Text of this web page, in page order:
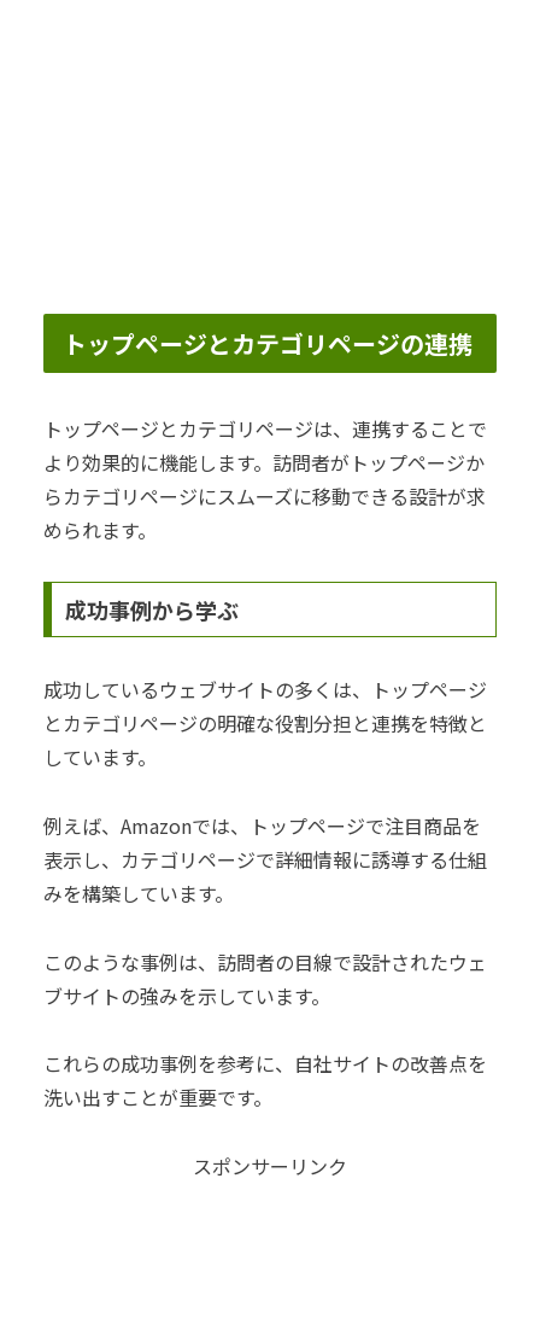
トップページとカテゴリページの連携
トップページとカテゴリページは、連携することで
より効果的に機能します。訪問者がトップページか
らカテゴリページにスムーズに移動できる設計が求
められます。
成功事例から学ぶ
成功しているウェブサイトの多くは、トップページ
とカテゴリページの明確な役割分担と連携を特徴と
しています。
例えば、Amazonでは、トップページで注目商品を
表示し、カテゴリページで詳細情報に誘導する仕組
みを構築しています。
このような事例は、訪問者の目線で設計されたウェ
ブサイトの強みを示しています。
これらの成功事例を参考に、自社サイトの改善点を
洗い出すことが重要です。
スポンサーリンク